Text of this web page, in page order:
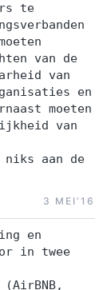
te
van de
van
en
moeten
van
aan de
3 MEI‘16
en
in twee